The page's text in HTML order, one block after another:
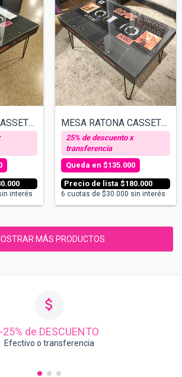
MESA RATONA CASSETTE - Virus
interés
MESA RATONA CASSETTE - ACDC
$180.000
$135.000
6 cuotas de $30.000 sin interés
MÁS PRODUCTOS
-25% de DESCUENTO
Efectivo o transferencia